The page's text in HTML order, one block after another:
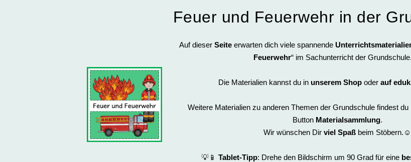
Feuer und Feuerwehr in der
Auf dieser Seite erwarten dich viele spannende
Feuerwehr“ im Sachunterricht der
Die Materialien kannst du in unserem Shopoder auf
Weitere Materialien zu anderen Themen der Grundschule findest
Button Materialsammlung.
Wir wünschen Dir viel Spaß beim Stöbern.☺️
💡📱 Tablet-Tipp: Drehe den Bildschirm um 90 Grad für eine